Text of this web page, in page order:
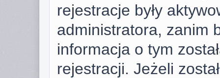
rejestracje były
administratora, zanim
informacja o tym
rejestracji. Jeżeli